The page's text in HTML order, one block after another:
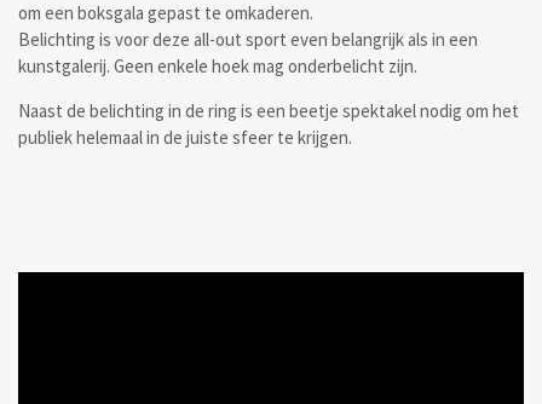
om een boksgala gepast te omkaderen.
Belichting is voor deze all-out sport even belangrijk als in een
kunstgalerij. Geen enkele hoek mag onderbelicht zijn.
Naast de belichting in de ring is een beetje spektakel nodig om het
publiek helemaal in de juiste sfeer te krijgen.